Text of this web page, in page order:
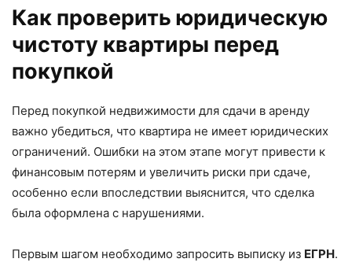
Как проверить юридическую
чистоту квартиры перед
покупкой
Перед покупкой недвижимости для сдачи в аренду
важно убедиться, что квартира не имеет юридических
ограничений. Ошибки на этом этапе могут привести к
финансовым потерям и увеличить риски при сдаче,
особенно если впоследствии выяснится, что сделка
была оформлена с нарушениями.
Первым шагом необходимо запросить выписку из ЕГРН.